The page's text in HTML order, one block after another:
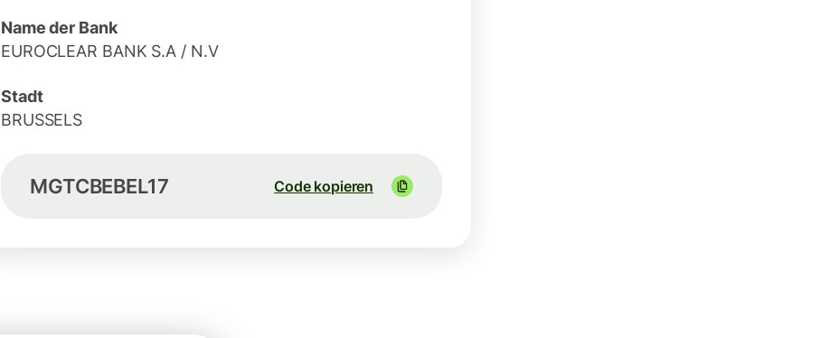
Name der Bank
EUROCLEAR BANK S.A / N.V
Stadt
BRUSSELS
MGTCBEBEL17 Code kopieren